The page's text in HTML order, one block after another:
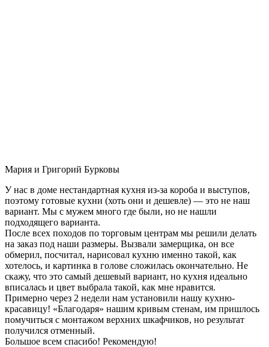
Мария и Григорий Бурковы
У нас в доме нестандартная кухня из-за короба и выступов,
поэтому готовые кухни (хоть они и дешевле) — это не наш
вариант. Мы с мужем много где были, но не нашли
подходящего варианта.
После всех походов по торговым центрам мы решили делать
на заказ под наши размеры. Вызвали замерщика, он все
обмерил, посчитал, нарисовал кухню именно такой, как
хотелось, и картинка в голове сложилась окончательно. Не
скажу, что это самый дешевый вариант, но кухня идеально
вписалась и цвет выбрала такой, как мне нравится.
Примерно через 2 недели нам установили нашу кухню-
красавицу! «Благодаря» нашим кривым стенам, им пришлось
помучиться с монтажом верхних шкафчиков, но результат
получился отменный.
Большое всем спасибо! Рекомендую!